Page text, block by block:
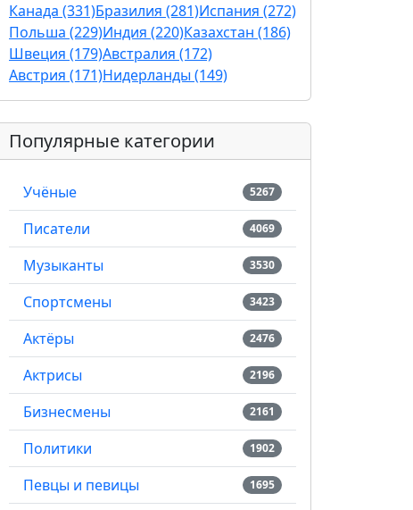
Канада (331)Бразилия (281)Испания (272)
Польша (229)Индия (220)Казахстан (186)
Швеция (179)Австралия (172)
Австрия (171)Нидерланды (149)
Популярные категории
Учёные 5267
Писатели 4069
Музыканты 3530
Спортсмены 3423
Актёры 2476
Актрисы 2196
Бизнесмены 2161
Политики 1902
Певцы и певицы 1695